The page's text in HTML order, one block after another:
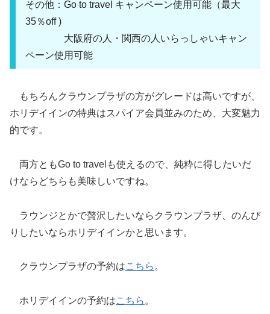
その他：Go to travel キャンペーン使用可能（最大
35％off )
大阪府の人・関西の人いらっしゃいキャン
ペーン使用可能
もちろんクラウンプラザの方がグレードは高いですが、
ホリデイインの特典はスパイア会員並みのため、大変魅力
的です。
両方ともGo to travelも使えるので、純粋に得したいだ
けならどちらも美味しいですね。
ラウンジとかで贅沢したいならクラウンプラザ、のんび
りしたいならホリデイインかと思います。
クラウンプラザの予約はこちら。
ホリデイインの予約はこちら 。